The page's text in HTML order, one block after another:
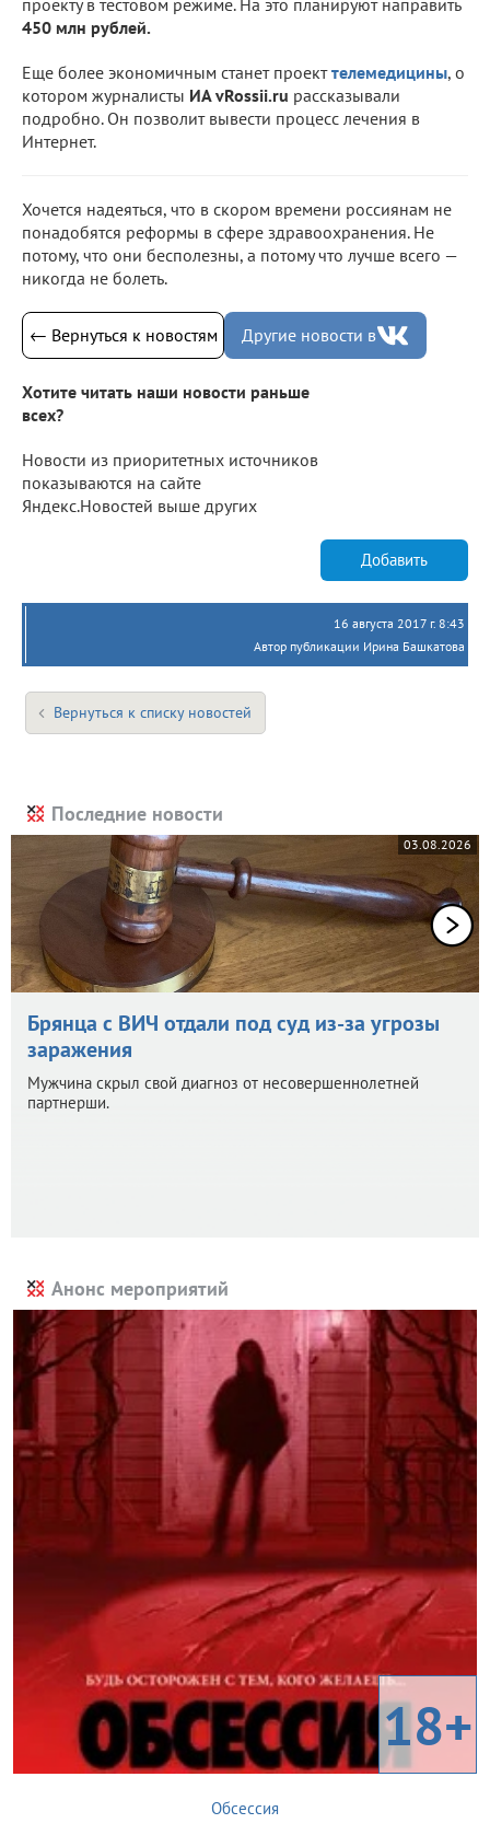
450 млн рублей.
Еще более экономичным станет проекттелемедицины, о
котором журналисты ИА vRossii.ru рассказывали
подробно. Он позволит вывести процесс лечения в
Интернет.
Хочется надеяться, что в скором времени россиянам не
понадобятся реформы в сфере здравоохранения. Не
потому, что они бесполезны, а потому что лучше всего —
никогда не болеть.
← Вернуться к новостям Другие новости в
Хотите читать наши новости раньше
всех?
Новости из приоритетных источников
показываются на сайте
Яндекс.Новостей выше других
Добавить
16 августа 2017 г. 8:43
Автор публикации Ирина Башкатова
Вернуться к списку новостей
Последние новости
03.08.2026
Брянца с ВИЧ отдали под суд из-за угрозы
заражения
Мужчина скрыл свой диагноз от несовершеннолетней
партнерши.
Анонс мероприятий
18+
Обсессия